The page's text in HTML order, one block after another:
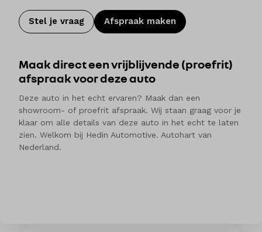
voor advies.
Bij Hedin Automotive vind je een ruime voorraad van
zo’n 5.000 nieuwe en tweedehands auto’s. Voor jezelf
of je bedrijf. Om te kopen of te leasen. Wij
onderhouden je auto in onze werkplaatsen en
herstellen een schade als dat nodig is. En natuurlijk
helpen we je bij de financiering of verzekering.
Stel je vraag Afspraak maken
Maak direct een vrijblijvende (proefrit)
afspraak voor deze auto
Deze auto in het echt ervaren? Maak dan een
showroom- of proefrit afspraak. Wij staan graag voor je
klaar om alle details van deze auto in het echt te laten
zien. Welkom bij Hedin Automotive. Autohart van
Nederland.